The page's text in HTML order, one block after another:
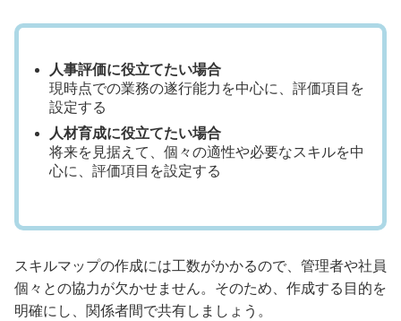
人事評価に役立てたい場合
現時点での業務の遂行能力を中心に、評価項目を
設定する
人材育成に役立てたい場合
将来を見据えて、個々の適性や必要なスキルを中
心に、評価項目を設定する
スキルマップの作成には工数がかかるので、管理者や社員
個々との協力が欠かせません。そのため、作成する目的を
明確にし、関係者間で共有しましょう。